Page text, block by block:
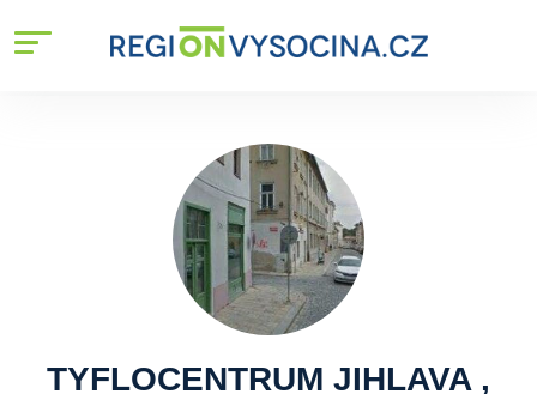
TYFLOCENTRUM JIHLAVA ,